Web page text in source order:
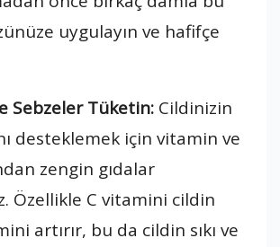
uygulayın ve hafifçe
Sebzeler Tüketin: Cildinizin
desteklemek için vitamin ve
zengin gıdalar
Özellikle C vitamini cildin
artırır, bu da cildin sıkı ve